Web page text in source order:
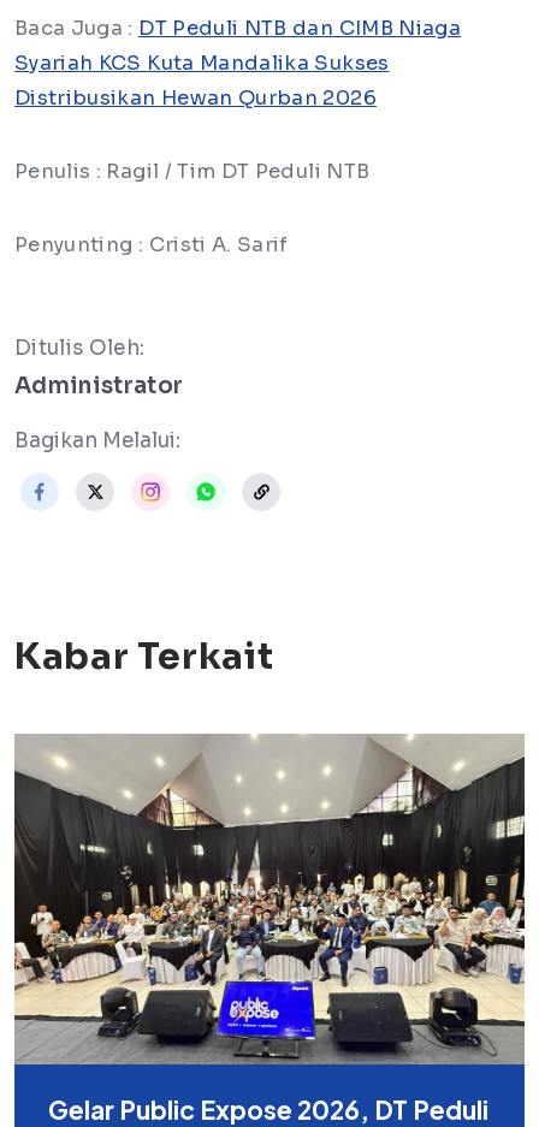
Baca Juga : DT Peduli NTB dan CIMB Niaga
Syariah KCS Kuta Mandalika Sukses
Distribusikan Hewan Qurban 2026
Penulis : Ragil / Tim DT Peduli NTB
Penyunting : Cristi A. Sarif
Ditulis Oleh:
Administrator
Bagikan Melalui:
Kabar Terkait
Gelar Public Expose 2026, DT Peduli